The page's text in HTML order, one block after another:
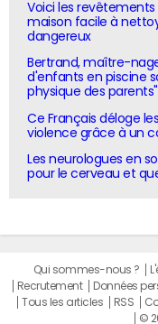
Voici les revêtements
maison facile à
dangereux
Bertrand, maître-
d'enfants en piscine
physique des parents"
Ce Français déloge
violence grâce à un
Les neurologues en
pour le cerveau et
Qui sommes-nous ?
Recrutement
Données
Tous les articles
RSS
©